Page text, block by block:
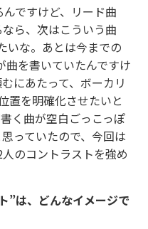
ですけど、リード曲
ら、次はこういう曲
いな。あとは今までの
曲を書いていたんですけ
にあたって、ボーカリ
置を明確化させたいと
く曲が空白ごっこっぽ
っていたので、今回は
のコントラストを強め
”は、どんなイメージで